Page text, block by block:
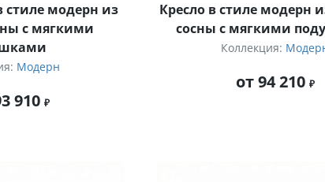
модерн из
с мягкими
Модерн
910
Кресло в стиле модерн
сосны с мягкими
Коллекция:
от 94 210